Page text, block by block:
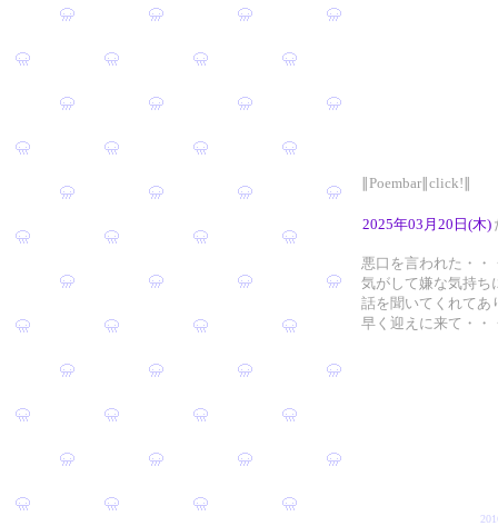
∥Poembar∥click!∥
2025年03月20日(木)
悪口を言われた・・
気がして嫌な気持ち
話を聞いてくれてあ
早く迎えに来て・・